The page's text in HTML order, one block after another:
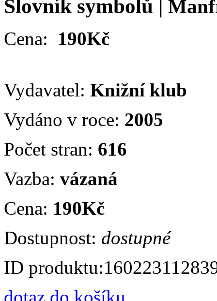
Slovník symbolů |
Cena: 190Kč
Vydavatel: Knižní klub
Vydáno v roce: 2005
Počet stran: 616
Vazba: vázaná
Cena: 190Kč
Dostupnost: dostupné
ID produktu:
dotaz do košíku